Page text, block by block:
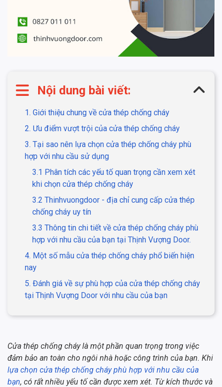
Nội dung bài viết:
1. Giới thiệu chung về cửa thép chống cháy
2. Ưu điểm vượt trội của cửa thép chống cháy
3. Tại sao nên lựa chọn cửa thép chống cháy phù
hợp với nhu cầu sử dụng
3.1 Phân tích các yếu tố quan trọng cần xem xét
khi chọn cửa thép chống cháy
3.2 Thinhvuongdoor - địa chỉ cung cấp cửa thép
chống cháy uy tín
3.3 Thông tin chi tiết về cửa thép chống cháy phù
hợp với nhu cầu của bạn tại Thịnh Vượng Door.
4. Một số mẫu cửa thép chống cháy phổ biến hiện
nay
5. Đánh giá về sự phù hợp của cửa thép chống cháy
tại Thịnh Vượng Door với nhu cầu của bạn
Cửa thép chống cháy là một phần quan trọng trong việc
đảm bảo an toàn cho ngôi nhà hoặc công trình của bạn. Khi
lựa chọn cửa thép chống cháy phù hợp với nhu cầu của
bạn, có rất nhiều yếu tố cần được xem xét. Từ kích thước và